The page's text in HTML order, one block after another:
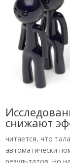
снижают
читается, что
автоматически
результатов. Но